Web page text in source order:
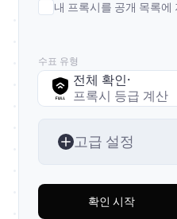
내 프록시를 공개 목록에
수표 유형
전체 확인·
프록시 등급 계산
고급 설정
확인 시작